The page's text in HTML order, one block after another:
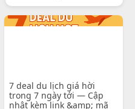
7 deal du lịch giá hời
trong 7 ngày tới — Cập
nhật kèm link &amp; mã